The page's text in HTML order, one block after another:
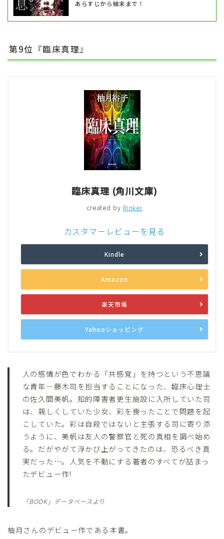
あらすじから結末まで！
第9位『臨床真理』
臨床真理 (角川文庫)
created by Rinker
カスタマーレビューを見る
Kindle
Amazon
楽天市場
Yahooショッピング
人の感情が色でわかる「共感覚」を持つという不思議
な青年―藤木司を担当することになった、臨床心理士
の佐久間美帆。知的障害者更生施設に入所していた司
は、親しくしていた少女、彩を喪ったことで問題を起
こしていた。彩は自殺ではないと主張する司に寄り添
うように、美帆は友人の警察官と死の真相を調べ始め
る。だがやがて浮かび上がってきたのは、恐るべき真
実だった…。人気を不動にする著者のすべてが詰まっ
たデビュー作!
「BOOK」データベースより
柚月さんのデビュー作である本書。